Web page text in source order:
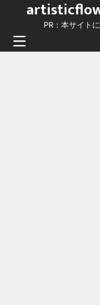
content
PR：本サイト